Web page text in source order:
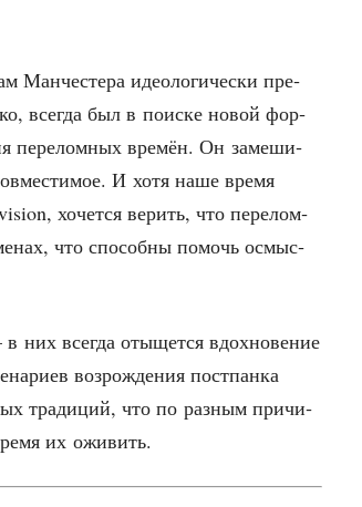
Ман­че­сте­ра идео­ло­ги­че­ски пре­
все­гда был в поис­ке новой фор­
пере­лом­ных вре­мён. Он заме­ши­
И хотя наше вре­мя
хочет­ся верить, что пере­лом­
что спо­соб­ны помочь осмыс­
них все­гда оты­щет­ся вдох­но­ве­ние
воз­рож­де­ния пост­пан­ка
тра­ди­ций, что по раз­ным при­чи­
их оживить.